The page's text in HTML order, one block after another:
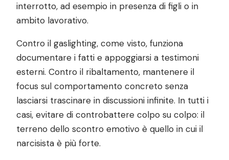
interrotto, ad esempio in presenza di figli o in
ambito lavorativo.
Contro il gaslighting, come visto, funziona
documentare i fatti e appoggiarsi a testimoni
esterni. Contro il ribaltamento, mantenere il
focus sul comportamento concreto senza
lasciarsi trascinare in discussioni infinite. In tutti i
casi, evitare di controbattere colpo su colpo: il
terreno dello scontro emotivo è quello in cui il
narcisista è più forte.